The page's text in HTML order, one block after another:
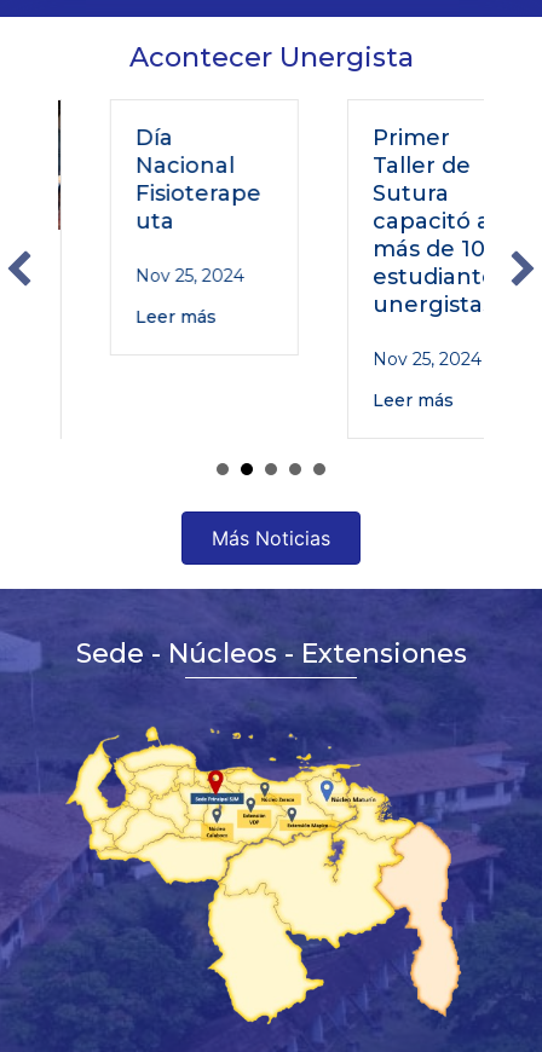
Acontecer Unergista
Día
Nacional
Fisioterape
uta
Nov 25, 2024
Leer más
Primer
Taller de
Sutura
capacitó a
más de 100
estudiantes
unergistas
Nov 25, 2024
Leer más
Más Noticias
Sede - Núcleos - Extensiones